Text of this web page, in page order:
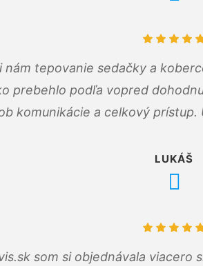
nám tepovanie sedačky a
prebehlo podľa vopred
komunikácie a celkový prístup.
LUKÁŠ
som si objednávala viacero